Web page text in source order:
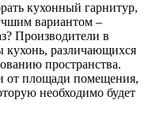
кухонный гарнитур,
вариантом –
Производители в
кухонь, различающихся
пространства.
от площади помещения,
необходимо будет